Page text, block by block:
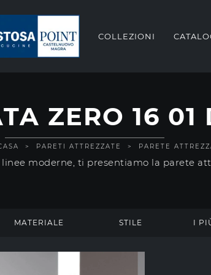
COLLEZIONI
ZERO 16
> PARETI ATTREZZATE > PARETE
moderne, ti presentiamo la parete
MATERIALE STILE I